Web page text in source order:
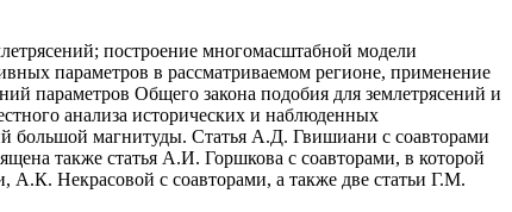
построение многомасштабной модели
параметров в рассматриваемом регионе, применение
параметров Общего закона подобия для землетрясений и
анализа исторических и наблюденных
большой магнитуды. Статья А.Д. Гвишиани с соавторами
также статья А.И. Горшкова с соавторами, в которой
Некрасовой с соавторами, а также две статьи Г.М.